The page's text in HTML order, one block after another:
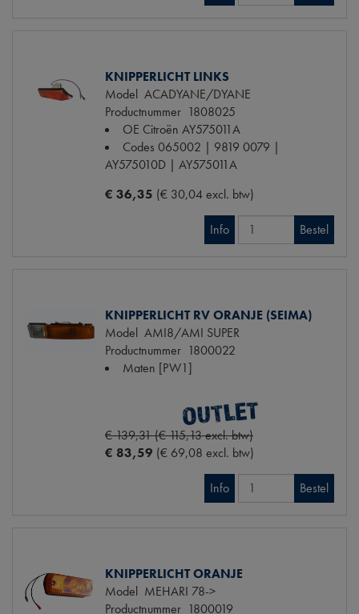
KNIPPERLICHT LINKS
Model ACADYANE/DYANE
Productnummer 1808025
OE Citroën AY575011A
Codes 065002 | 9819 0079 |
AY575010D | AY575011A
€ 36,35 (€ 30,04 excl. btw)
Info Bestel
KNIPPERLICHT RV ORANJE (SEIMA)
Model AMI8/AMI SUPER
Productnummer 1800022
Maten [PW1]
€ 139,31 (€ 115,13 excl. btw)
€ 83,59 (€ 69,08 excl. btw)
Info Bestel
KNIPPERLICHT ORANJE
Model MEHARI 78->
Productnummer 1800019